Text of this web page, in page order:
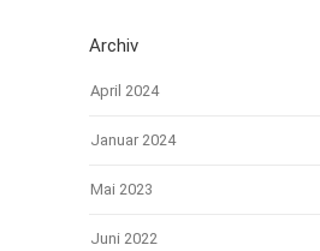
Archiv
April 2024
Januar 2024
Mai 2023
Juni 2022